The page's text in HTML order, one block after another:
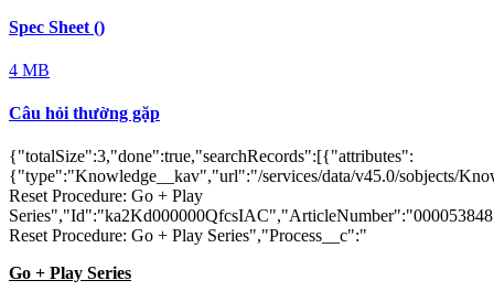
Spec Sheet ()
4 MB
Câu hỏi thường gặp
{"totalSize":3,"done":true,"searchRecords":[{"attributes":
{"type":"Knowledge__kav","url":"/services/data/v45.0/sobjects/
Reset Procedure: Go + Play
Reset Procedure: Go + Play Series","Process__c":"
Go + Play Series